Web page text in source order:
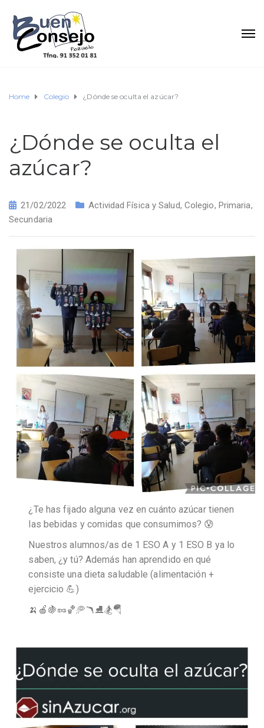
Home Colegio ¿Dónde se oculta el azúcar?
¿Dónde se oculta el
azúcar?
21/02/2022 Actividad Física y Salud, Colegio, Primaria,
Secundaria
¿Te has fijado alguna vez en cuánto azúcar tienen
las bebidas y comidas que consumimos? 😰
Nuestros alumnos/as de 1 ESO A y 1 ESO B ya lo
saben, ¿y tú? Además han aprendido en qué
consiste una dieta saludable (alimentación +
ejercicio 💪)
🍌🍎🍇🥜🏀🥏🪃⛸🏂🪂